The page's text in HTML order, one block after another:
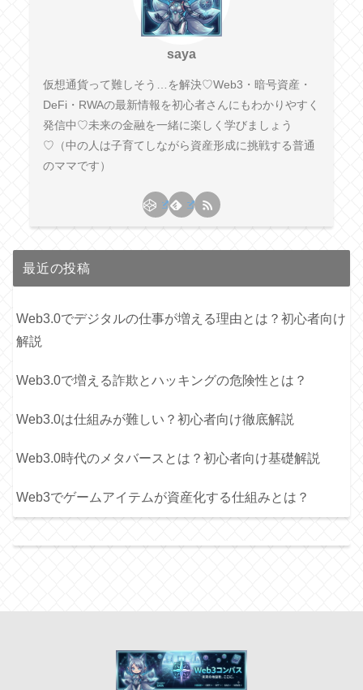
saya
仮想通貨って難しそう…を解決♡Web3・暗号資産・
DeFi・RWAの最新情報を初心者さんにもわかりやすく
発信中♡未来の金融を一緒に楽しく学びましょう
♡（中の人は子育てしながら資産形成に挑戦する普通
のママです）
最近の投稿
Web3.0でデジタルの仕事が増える理由とは？初心者向け
解説
Web3.0で増える詐欺とハッキングの危険性とは？
Web3.0は仕組みが難しい？初心者向け徹底解説
Web3.0時代のメタバースとは？初心者向け基礎解説
Web3でゲームアイテムが資産化する仕組みとは？